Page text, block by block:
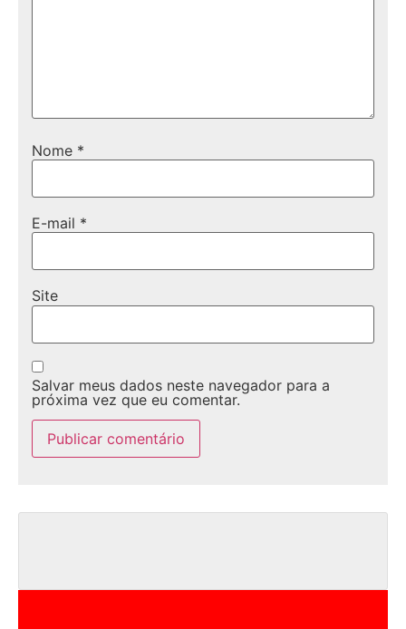
Nome *
E-mail *
Site
Salvar meus dados neste navegador para a
próxima vez que eu comentar.